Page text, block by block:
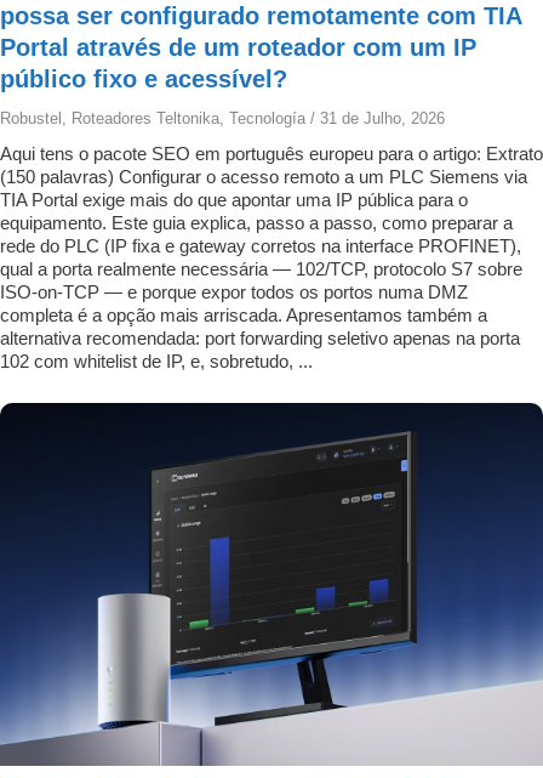
possa ser configurado remotamente com TIA
Portal através de um roteador com um IP
público fixo e acessível?
Robustel , Roteadores Teltonika, Tecnología / 31 de Julho, 2026
Aqui tens o pacote SEO em português europeu para o artigo: Extrato
(150 palavras) Configurar o acesso remoto a um PLC Siemens via
TIA Portal exige mais do que apontar uma IP pública para o
equipamento. Este guia explica, passo a passo, como preparar a
rede do PLC (IP fixa e gateway corretos na interface PROFINET),
qual a porta realmente necessária — 102/TCP, protocolo S7 sobre
ISO-on-TCP — e porque expor todos os portos numa DMZ
completa é a opção mais arriscada. Apresentamos também a
alternativa recomendada: port forwarding seletivo apenas na porta
102 com whitelist de IP, e, sobretudo, ...